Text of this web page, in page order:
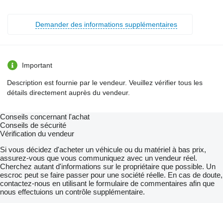
Demander des informations supplémentaires
Important
Description est fournie par le vendeur. Veuillez vérifier tous les
détails directement auprès du vendeur.
Conseils concernant l'achat
Conseils de sécurité
Vérification du vendeur
Si vous décidez d'acheter un véhicule ou du matériel à bas prix,
assurez-vous que vous communiquez avec un vendeur réel.
Cherchez autant d'informations sur le propriétaire que possible. Un
escroc peut se faire passer pour une société réelle. En cas de doute,
contactez-nous en utilisant le formulaire de commentaires afin que
nous effectuions un contrôle supplémentaire.